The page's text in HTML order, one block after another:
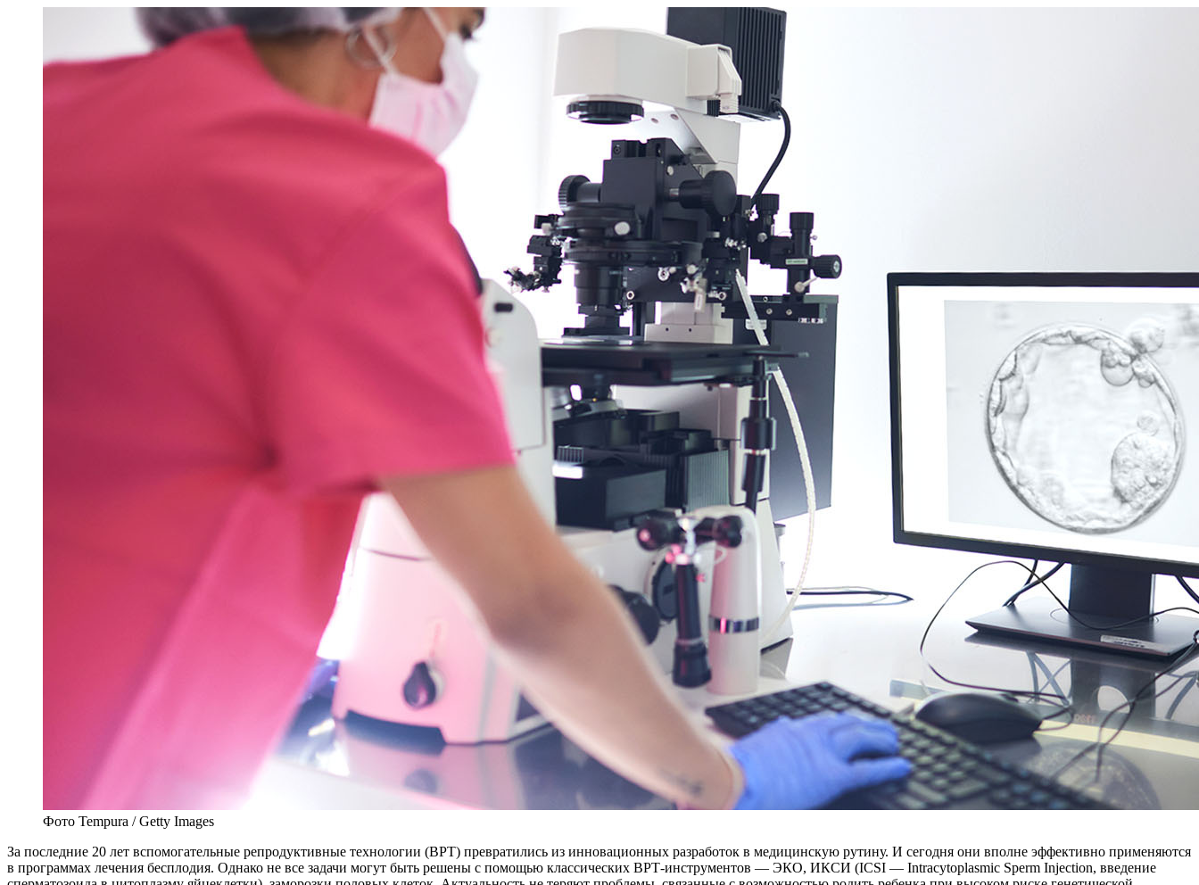
Фото Tempura / Getty Images
За последние 20 лет вспомогательные репродуктивные технологии (ВРТ) превратились из инновационных разработок в медицинскую рутину. И сегодня они вполне эффективно применяются
в программах лечения бесплодия. Однако не все задачи могут быть решены с помощью классических ВРТ-инструментов — ЭКО, ИКСИ (ICSI — Intracytoplasmic Sperm Injection, введение